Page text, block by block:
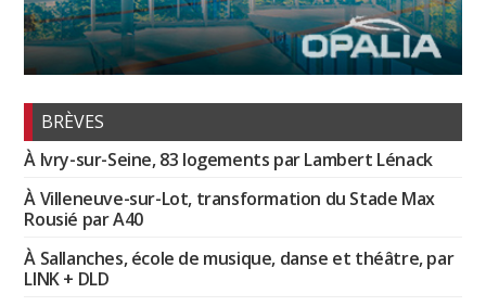
BRÈVES
À Ivry-sur-Seine, 83 logements par Lambert Lénack
À Villeneuve-sur-Lot, transformation du Stade Max
Rousié par A40
À Sallanches, école de musique, danse et théâtre, par
LINK + DLD